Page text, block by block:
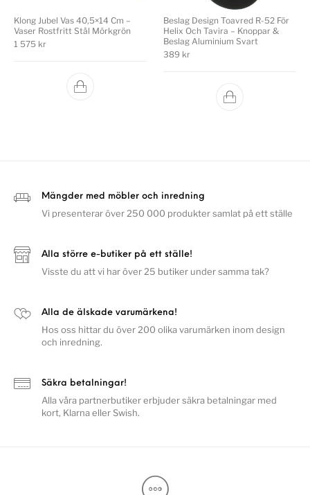
Klong Jubel Vas 40,5×14 Cm –
Vaser Rostfritt Stål Mörkgrön
1 575 kr
Beslag Design Toavred R-52 För
Helix Och Tavira – Knoppar &
Beslag Aluminium Svart
389 kr
Mängder med möbler och inredning
Vi presenterar över 250 000 produkter samlat på ett ställe
Alla större e-butiker på ett ställe!
Visste du att vi har över 25 butiker under samma tak?
Alla de älskade varumärkena!
Hos oss hittar du över 200 olika varumärken inom design
och inredning.
Säkra betalningar!
Alla våra partnerbutiker erbjuder säkra betalningar med
kort, Klarna eller Swish.